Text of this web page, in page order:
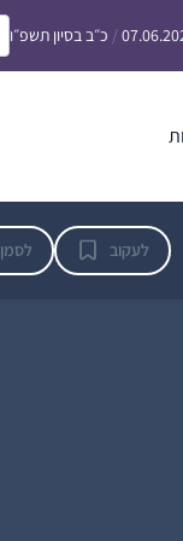
/ כ״ב בסיון תשפ״ו
לעקוב
אחי,
חברותא
החברותא
"תמיד
להתחיל”,
(רק היה
שלום”..).